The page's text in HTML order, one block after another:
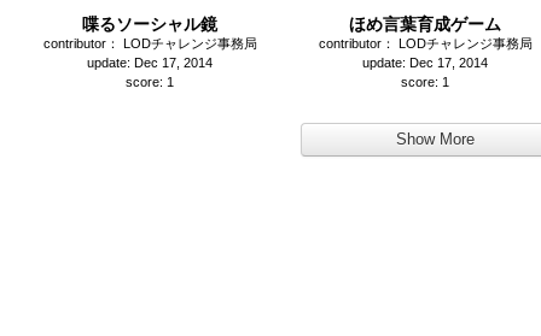
喋るソーシャル鏡
contributor： LODチャレンジ事務局
update: Dec 17, 2014
score: 1
ほめ言葉育成ゲーム
contributor： LODチャレンジ事務局
update: Dec 17, 2014
score: 1
Show More